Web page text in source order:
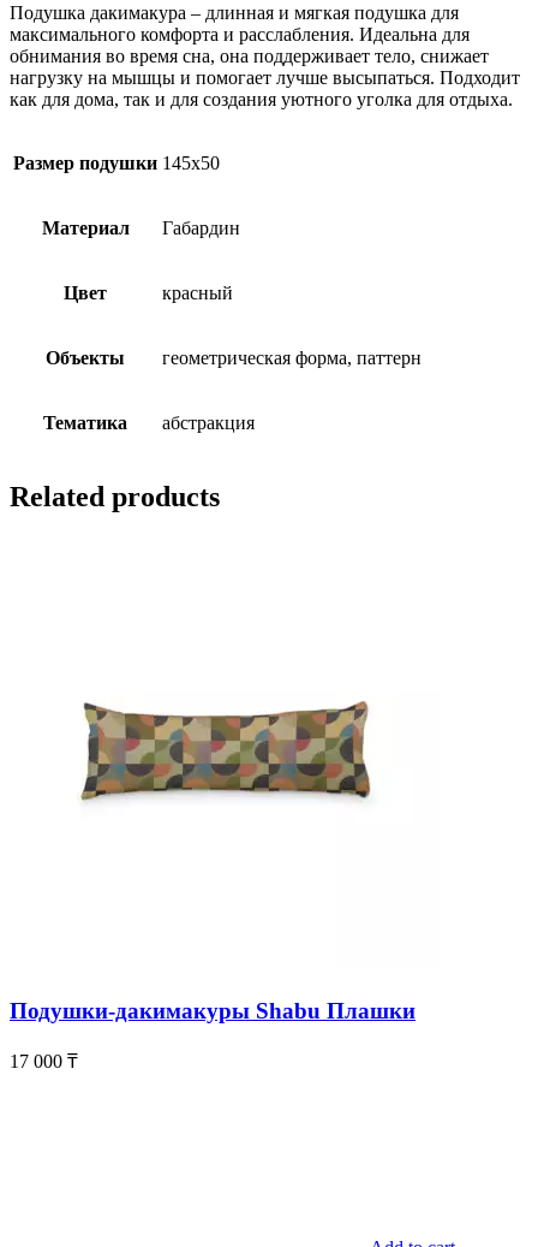
Подушка дакимакура – длинная и мягкая подушка для
максимального комфорта и расслабления. Идеальна для
обнимания во время сна, она поддерживает тело, снижает
нагрузку на мышцы и помогает лучше высыпаться. Подходит
как для дома, так и для создания уютного уголка для отдыха.
Размер подушки 145х50
Материал Габардин
Цвет красный
Объекты геометрическая форма, паттерн
Тематика абстракция
Related products
Подушки-дакимакуры Shabu Плашки
17 000 ₸